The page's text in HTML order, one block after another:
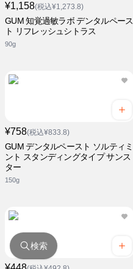
¥1,158(税込¥1,273.8)
GUM 知覚過敏ラボ デンタルペース
ト リフレッシュシトラス
90g
¥758(税込¥833.8)
GUM デンタルペースト ソルティミ
ント スタンディングタイプ サンス
ター
150g
検索